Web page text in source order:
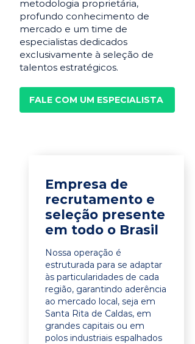
metodologia proprietária,
profundo conhecimento de
mercado e um time de
especialistas dedicados
exclusivamente à seleção de
talentos estratégicos.
FALE COM UM ESPECIALISTA
Empresa de
recrutamento e
seleção presente
em todo o Brasil
Nossa operação é
estruturada para se adaptar
às particularidades de cada
região, garantindo aderência
ao mercado local, seja em
Santa Rita de Caldas, em
grandes capitais ou em
polos industriais espalhados